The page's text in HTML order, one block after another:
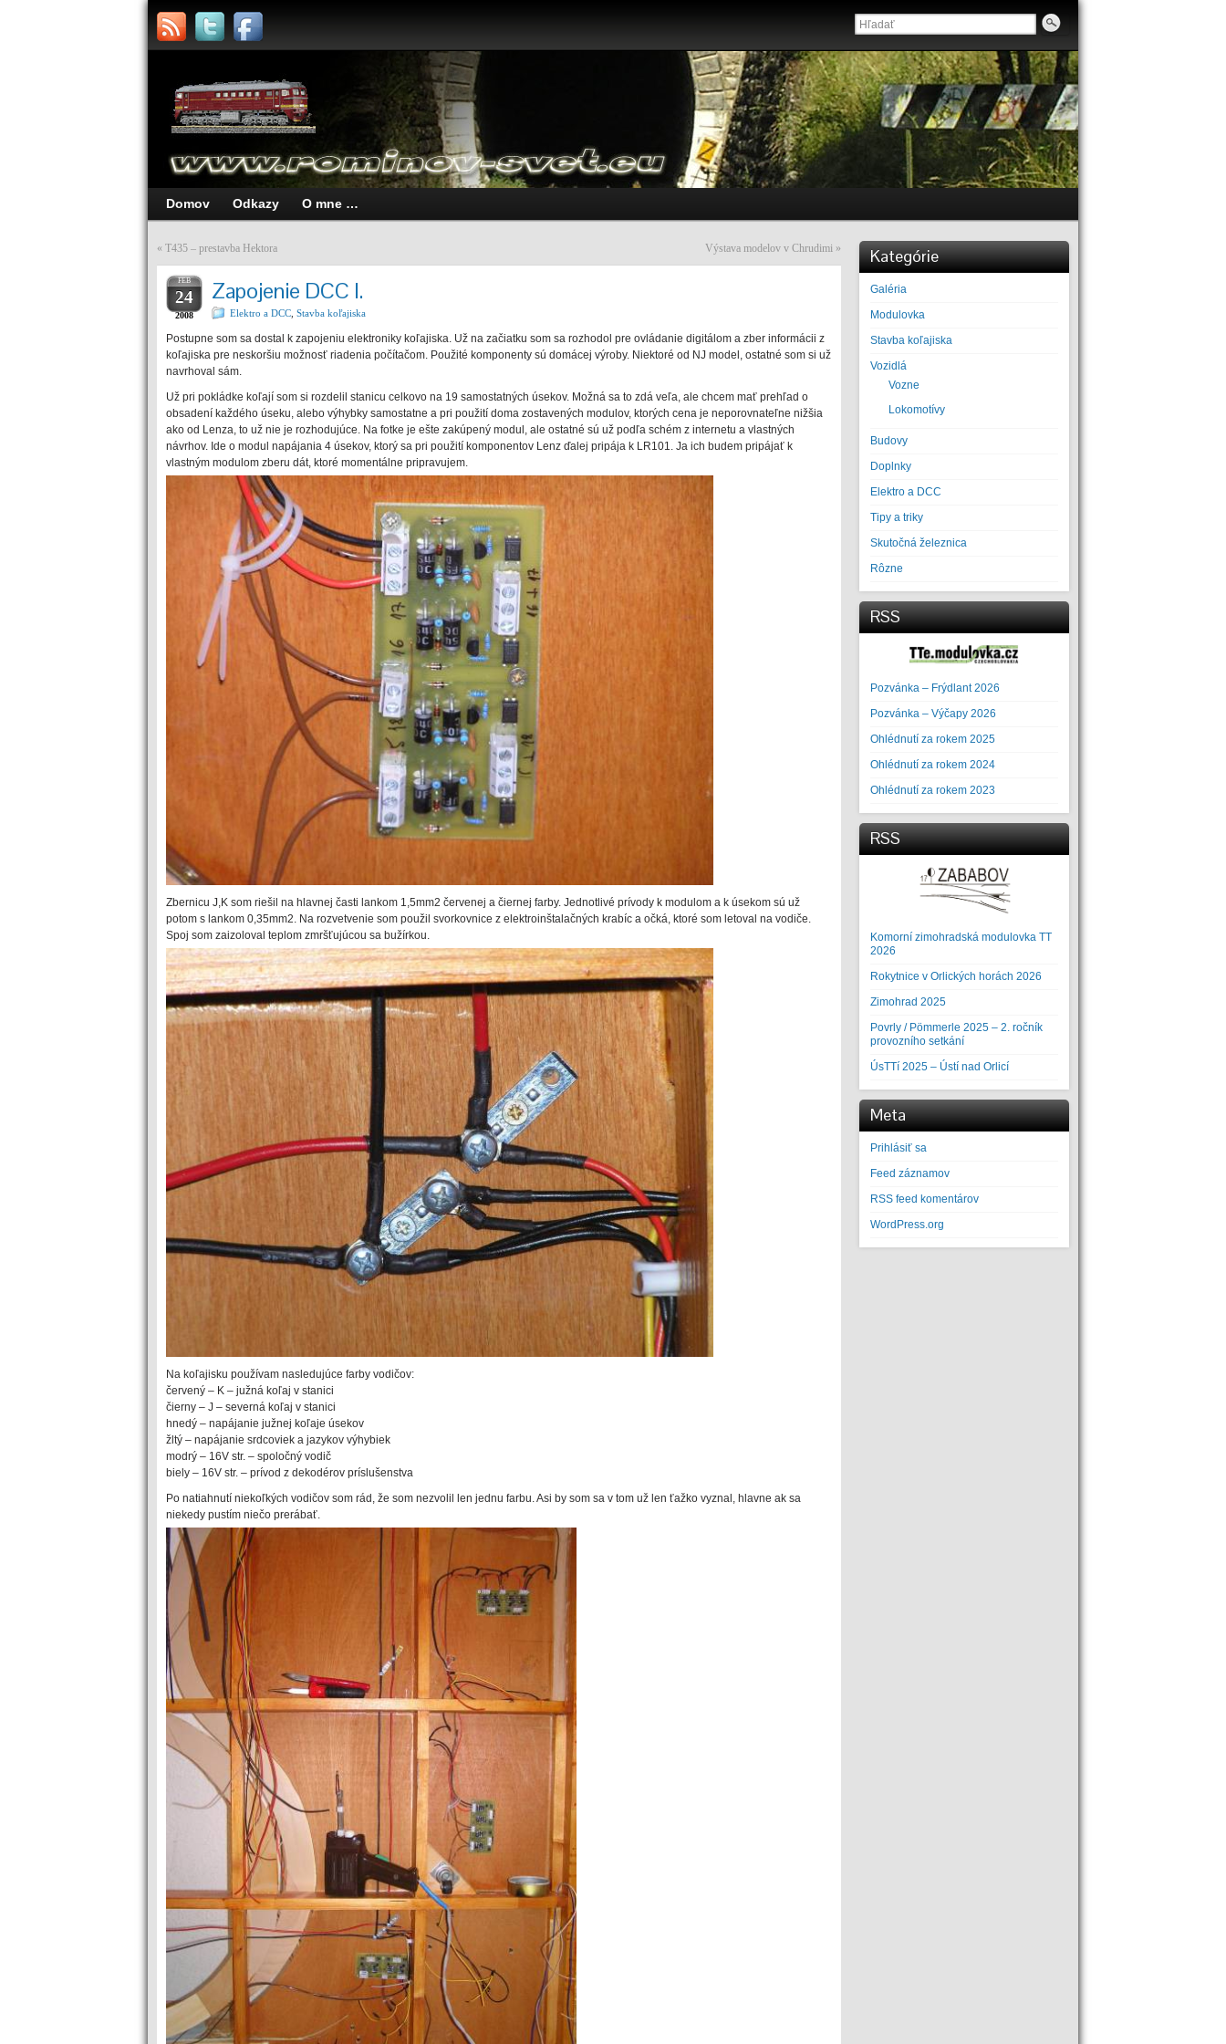
Domov Odkazy O mne …
« T435 – prestavba Hektora Výstava modelov v Chrudimi »
FEB
24
2008
Zapojenie DCC I.
Elektro a DCC Stavba koľajiska
Postupne som sa dostal k zapojeniu elektroniky koľajiska. Už na začiatku som sa rozhodol pre ovládanie digitálom a zber informácii z
koľajiska pre neskoršiu možnosť riadenia počítačom. Použité komponenty sú domácej výroby. Niektoré od NJ model, ostatné som si už
navrhoval sám.
Už pri pokládke koľají som si rozdelil stanicu celkovo na 19 samostatných úsekov. Možná sa to zdá veľa, ale chcem mať prehľad o
obsadení každého úseku, alebo výhybky samostatne a pri použití doma zostavených modulov, ktorých cena je neporovnateľne nižšia
ako od Lenza, to už nie je rozhodujúce. Na fotke je ešte zakúpený modul, ale ostatné sú už podľa schém z internetu a vlastných
návrhov. Ide o modul napájania 4 úsekov, ktorý sa pri použití komponentov Lenz ďalej pripája k LR101. Ja ich budem pripájať k
vlastným modulom zberu dát, ktoré momentálne pripravujem.
Zbernicu J,K som riešil na hlavnej časti lankom 1,5mm2 červenej a čiernej farby. Jednotlivé prívody k modulom a k úsekom sú už
potom s lankom 0,35mm2. Na rozvetvenie som použil svorkovnice z elektroinštalačných krabíc a očká, ktoré som letoval na vodiče.
Spoj som zaizoloval teplom zmršťujúcou sa bužírkou.
Na koľajisku používam nasledujúce farby vodičov:
červený – K – južná koľaj v stanici
čierny – J – severná koľaj v stanici
hnedý – napájanie južnej koľaje úsekov
žltý – napájanie srdcoviek a jazykov výhybiek
modrý – 16V str. – spoločný vodič
biely – 16V str. – prívod z dekodérov príslušenstva
Po natiahnutí niekoľkých vodičov som rád, že som nezvolil len jednu farbu. Asi by som sa v tom už len ťažko vyznal, hlavne ak sa
niekedy pustím niečo prerábať.
Kategórie
Galéria
Modulovka
Stavba koľajiska
Vozidlá
Vozne
Lokomotívy
Budovy
Doplnky
Elektro a DCC
Tipy a triky
Skutočná železnica
Rôzne
RSS
Pozvánka – Frýdlant 2026
Pozvánka – Výčapy 2026
Ohlédnutí za rokem 2025
Ohlédnutí za rokem 2024
Ohlédnutí za rokem 2023
RSS
Komorní zimohradská modulovka TT
2026
Rokytnice v Orlických horách 2026
Zimohrad 2025
Povrly / Pömmerle 2025 – 2. ročník
provozního setkání
ÚsTTí 2025 – Ústí nad Orlicí
Meta
Prihlásiť sa
Feed záznamov
RSS feed komentárov
WordPress.org